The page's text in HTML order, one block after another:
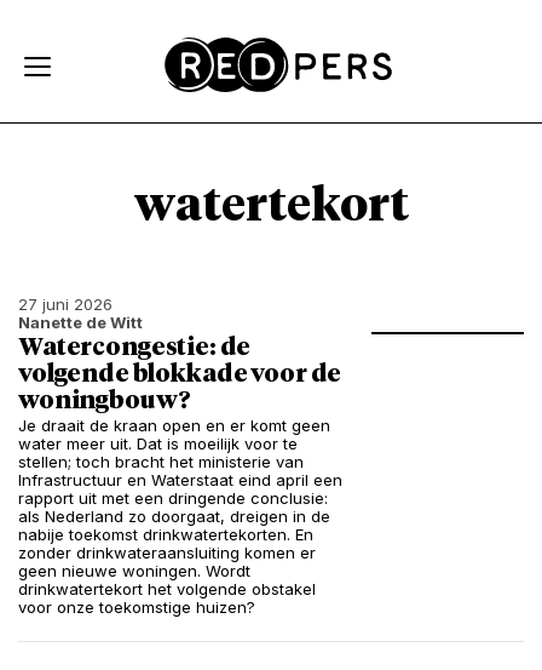
watertekort
27 juni 2026
Nanette de Witt
Watercongestie: de
volgende blokkade voor de
woningbouw?
Je draait de kraan open en er komt geen
water meer uit. Dat is moeilijk voor te
stellen; toch bracht het ministerie van
Infrastructuur en Waterstaat eind april een
rapport uit met een dringende conclusie:
als Nederland zo doorgaat, dreigen in de
nabije toekomst drinkwatertekorten. En
zonder drinkwateraansluiting komen er
geen nieuwe woningen. Wordt
drinkwatertekort het volgende obstakel
voor onze toekomstige huizen?